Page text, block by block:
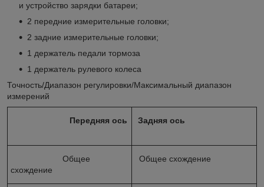
и устройство зарядки батареи;
2 передние измерительные головки;
2 задние измерительные головки;
1 держатель педали тормоза
1 держатель рулевого колеса
Точность/Диапазон регулировки/Максимальный диапазон
измерений
Передняя ось Задняя ось
Общее
схождение
Общее схождение